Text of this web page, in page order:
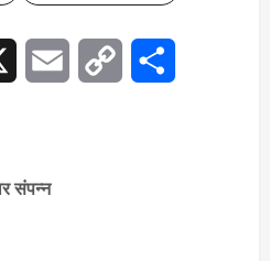
Email
Copy
संपन्न